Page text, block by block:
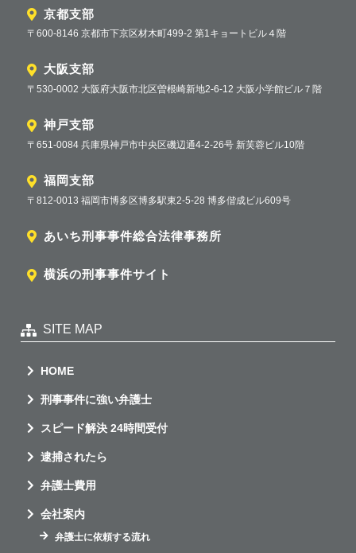
京都支部
〒600-8146 京都市下京区材木町499-2 第1キョートビル４階
大阪支部
〒530-0002 大阪府大阪市北区曽根崎新地2-6-12 大阪小学館ビル７階
神戸支部
〒651-0084 兵庫県神戸市中央区磯辺通4-2-26号 新芙蓉ビル10階
福岡支部
〒812-0013 福岡市博多区博多駅東2-5-28 博多偕成ビル609号
あいち刑事事件総合法律事務所
横浜の刑事事件サイト
SITE MAP
HOME
刑事事件に強い弁護士
スピード解決 24時間受付
逮捕されたら
弁護士費用
会社案内
弁護士に依頼する流れ